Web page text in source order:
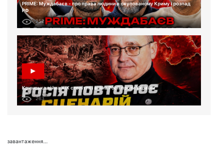
PRIME: Муждабаєв - про права людини в окупованому Криму і розпад
РФ
252
Кримська війна XIX століття і війна Росії проти України
263
завантаження...